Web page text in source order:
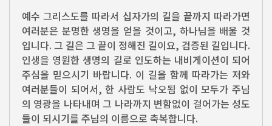
예수 그리스도를 따라서 십자가의 길을 끝까지 따라가면
여러분은 분명한 생명을 얻을 것이고, 하나님을 배울 것
입니다. 그 길은 그 끝이 정해진 길이요, 검증된 길입니다.
인생을 영원한 생명의 길로 인도하는 내비게이션이 되어
주심을 믿으시기 바랍니다. 이 길을 함께 따라가는 저와
여러분들이 되어서, 한 사람도 낙오됨 없이 모두가 주님
의 영광을 나타내며 그 나라까지 변함없이 걸어가는 성도
들이 되시기를 주님의 이름으로 축복합니다.